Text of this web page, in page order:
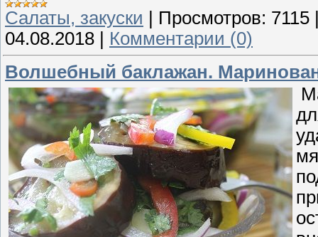
Cалаты, закуски | Просмотров: 7115
04.08.2018 | Комментарии (0)
Волшебный баклажан.